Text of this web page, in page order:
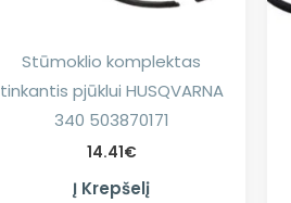
Stūmoklio komplektas
tinkantis pjūklui HUSQVARNA
340 503870171
14.41€
Į Krepšelį